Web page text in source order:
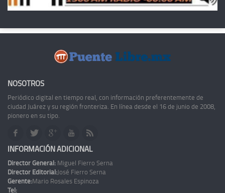
NOSOTROS
Periódico digital en tiempo real, con información preferentemente de
ciudad Juárez y su región fronteriza. En línea desde el 16 de junio de 2008,
pionero en su tipo.
INFORMACIÓN ADICIONAL
Director General: Miguel Fierro Serna
Director Editorial:José Fierro Serna
Gerente:Mario Rosales Espinoza
Tel: